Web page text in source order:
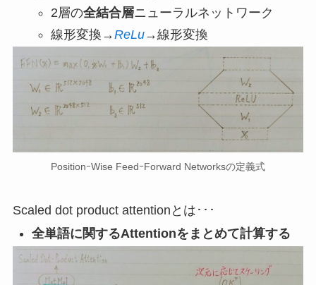
2層の全結合層ニューラルネットワーク
線形変換→ReLu→線形変換
PositionｰWise FeedｰForward Networksの定義式
Scaled dot product attentionとは･･･
全単語に関するAttentionをまとめて計算する